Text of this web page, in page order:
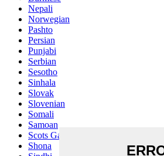
Nepali
Norwegian
Pashto
Persian
Punjabi
Serbian
Sesotho
Sinhala
Slovak
Slovenian
Somali
Samoan
Scots Gaelic
Shona